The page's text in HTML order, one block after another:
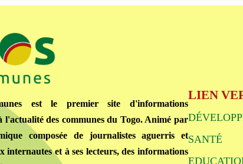
est le premier site d'informations
l'actualité des communes du Togo. Animé par
composée de journalistes aguerris et
internautes et à ses lecteurs, des informations
LIEN
SANTÉ